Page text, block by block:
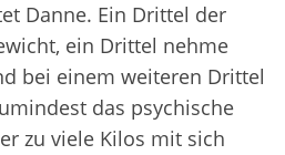
Danne. Ein Drittel der
ein Drittel nehme
bei einem weiteren Drittel
das psychische
zu viele Kilos mit sich